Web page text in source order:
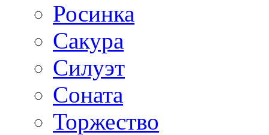
Росинка
Сакура
Силуэт
Соната
Торжество